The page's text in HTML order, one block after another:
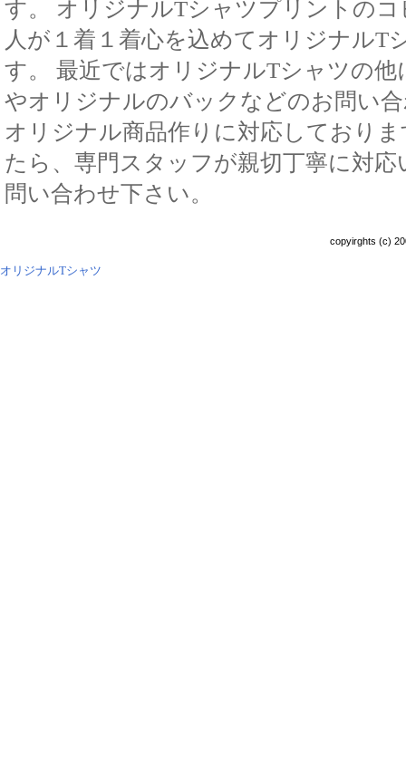
す。 オリジナルTシャツプリントの
人が１着１着心を込めてオリジナルT
す。 最近ではオリジナルTシャツの
やオリジナルのバックなどのお問い
オリジナル商品作りに対応しており
たら、専門スタッフが親切丁寧に対
問い合わせ下さい。
copyirghts (c)
オリジナルTシャツ